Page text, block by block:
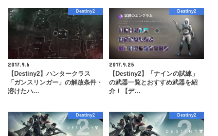
Destiny2
2017.9.6
【Destiny2】ハンタークラス
「ガンスリンガー」の解放条件・
溶けたハ…
Destiny2
2017.9.25
【Destiny2】「ナインの試練」
の武器一覧とおすすめ武器を紹
介！【デ…
Destiny2 Destiny2